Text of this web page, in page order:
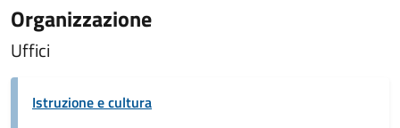
Organizzazione
Uffici
Istruzione e cultura